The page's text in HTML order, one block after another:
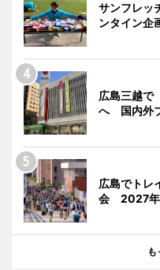
サンフレッ
ンタイン企
広島三越で
へ 国内外
広島でトレ
会 2027年
も